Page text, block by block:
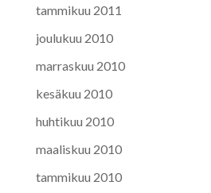
tammikuu 2011
joulukuu 2010
marraskuu 2010
kesäkuu 2010
huhtikuu 2010
maaliskuu 2010
tammikuu 2010